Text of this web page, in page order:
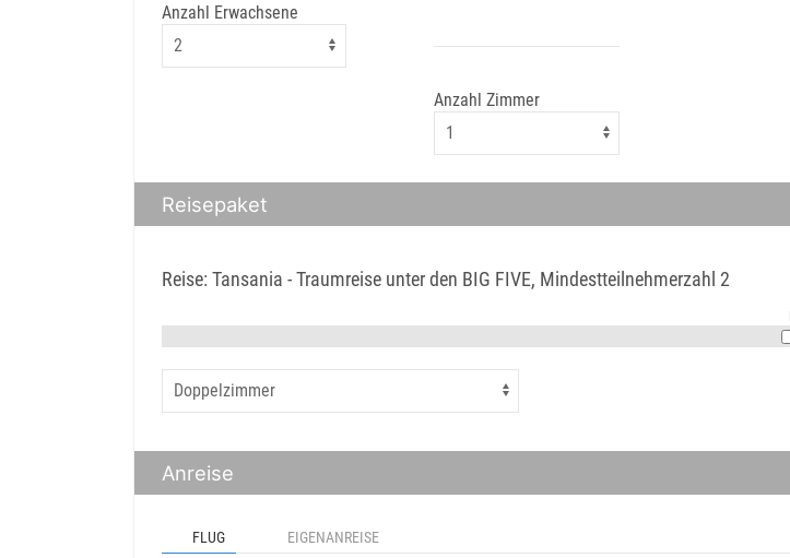
Anzahl Erwachsene
Anzahl Zimmer
Reisepaket
Reise: Tansania - Traumreise unter den BIG FIVE, Mindestteilnehmerzahl 2
Anreise
FLUG EIGENANREISE